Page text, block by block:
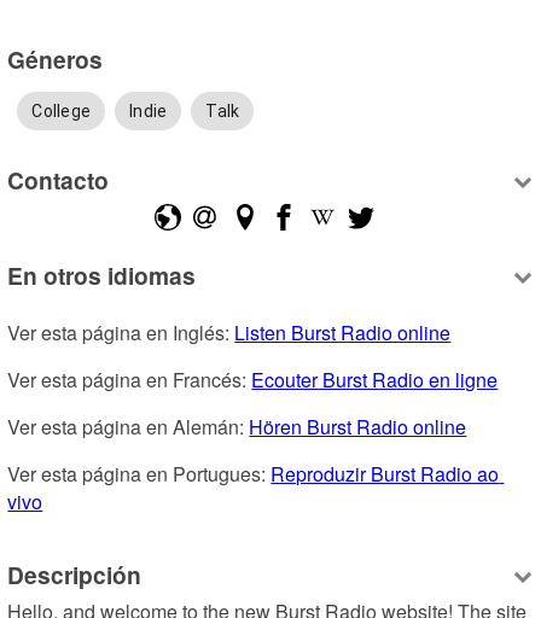
Géneros
College Indie Talk
Contacto
En otros idiomas
Ver esta página en Inglés: Listen Burst Radio online
Ver esta página en Francés: Ecouter Burst Radio en ligne
Ver esta página en Alemán: Hören Burst Radio online
Ver esta página en Portugues: Reproduzir Burst Radio ao
vivo
Descripción
Hello, and welcome to the new Burst Radio website! The site